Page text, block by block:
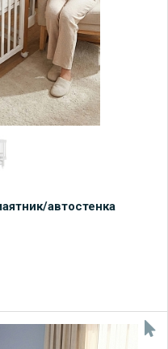
автостенка